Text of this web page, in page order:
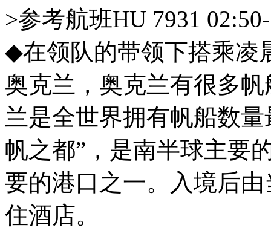
>参考航班HU 7931
◆在领队的带领下搭乘凌
奥克兰，奥克兰有很多
兰是全世界拥有帆船数
帆之都”，是南半球主要
要的港口之一。入境后
住酒店。